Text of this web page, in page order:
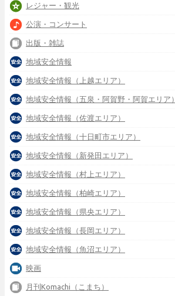
レジャー・観光
公演・コンサート
出版・雑誌
地域安全情報
地域安全情報（上越エリア）
地域安全情報（五泉・阿賀野・阿賀エリア）
地域安全情報（佐渡エリア）
地域安全情報（十日町市エリア）
地域安全情報（新発田エリア）
地域安全情報（村上エリア）
地域安全情報（柏崎エリア）
地域安全情報（県央エリア）
地域安全情報（長岡エリア）
地域安全情報（魚沼エリア）
映画
月刊Komachi（こまち）